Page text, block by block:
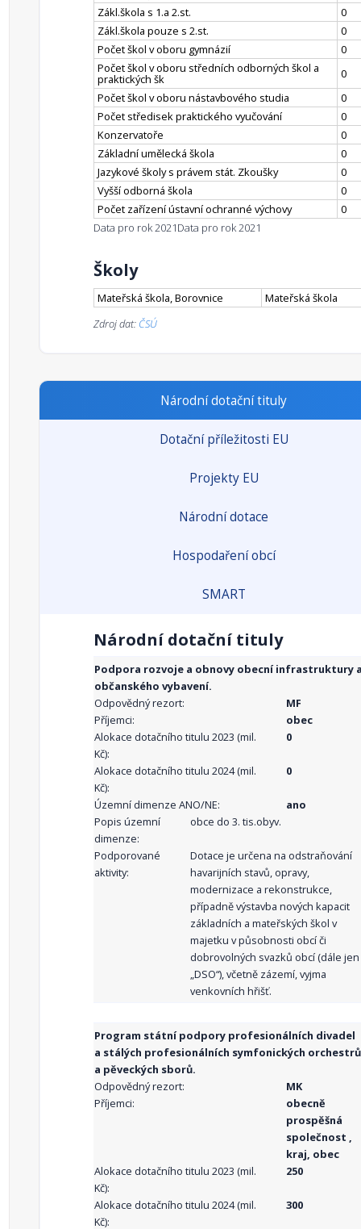
Zákl.škola s 1.a 2.st.
0
Zákl.škola pouze s 2.st.
0
Počet škol v oboru gymnázií
0
Počet škol v oboru středních odborných škol a
praktických šk
0
Počet škol v oboru nástavbového studia
0
Počet středisek praktického vyučování
0
Konzervatoře
0
Základní umělecká škola
0
Jazykové školy s právem stát. Zkoušky
0
Vyšší odborná škola
0
Počet zařízení ústavní ochranné výchovy
0
Data pro rok 2021Data pro rok 2021
Školy
Mateřská škola, Borovnice
Mateřská škola
Zdroj dat: ČSÚ
Národní dotační tituly
Dotační příležitosti EU
Projekty EU
Národní dotace
Hospodaření obcí
SMART
Národní dotační tituly
Podpora rozvoje a obnovy obecní infrastruktury
občanského vybavení.
Odpovědný rezort:
MF
Příjemci:
obec
Alokace dotačního titulu 2023 (mil.
Kč):
0
Alokace dotačního titulu 2024 (mil.
Kč):
0
Územní dimenze ANO/NE:
ano
Popis územní
dimenze:
obce do 3. tis.obyv.
Podporované
aktivity:
Dotace je určena na odstraňování
havarijních stavů, opravy,
modernizace a rekonstrukce,
případně výstavba nových kapacit
základních a mateřských škol v
majetku v působnosti obcí či
dobrovolných svazků obcí (dále jen
„DSO“), včetně zázemí, vyjma
venkovních hřišť.
Program státní podpory profesionálních divadel
a stálých profesionálních symfonických orchestrů
a pěveckých sborů.
Odpovědný rezort:
MK
Příjemci:
obecně
prospěšná
společnost ,
kraj, obec
Alokace dotačního titulu 2023 (mil.
Kč):
250
Alokace dotačního titulu 2024 (mil.
Kč):
300